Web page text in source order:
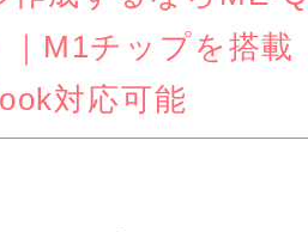
｜M1チップを搭載
対応可能